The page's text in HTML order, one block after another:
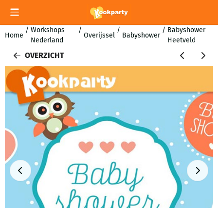
Cookievoorkeuren zijn momenteel gesloten.
Home
/ Workshops
Nederland
/
Overijssel
/
Babyshower
/ Babyshower
Heetveld
OVERZICHT